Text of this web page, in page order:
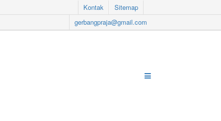
Kontak
Sitemap
gerbangpraja@gmail.com